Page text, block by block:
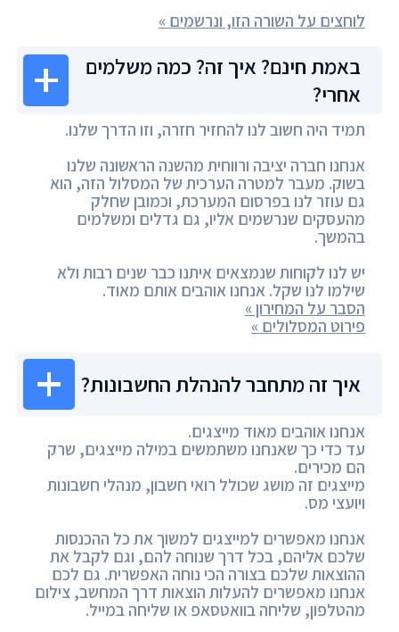
לוחצים על השורה הזו, ונרשמים »
באמת חינם? איך זה? כמה משלמים
אחרי?
תמיד היה חשוב לנו להחזיר חזרה, וזו הדרך שלנו.
אנחנו חברה יציבה ורווחית מהשנה הראשונה שלנו
בשוק. מעבר למטרה הערכית של המסלול הזה, הוא
גם עוזר לנו בפרסום המערכת, וכמובן שחלק
מהעסקים שנרשמים אליו, גם גדלים ומשלמים
בהמשך.
יש לנו לקוחות שנמצאים איתנו כבר שנים רבות ולא
שילמו לנו שקל. אנחנו אוהבים אותם מאוד.
הסבר על המחירון »
פירוט המסלולים »
איך זה מתחבר להנהלת החשבונות?
אנחנו אוהבים מאוד מייצגים.
עד כדי כך שאנחנו משתמשים במילה מייצגים, שרק
הם מכירים.
מייצגים זה מושג שכולל רואי חשבון, מנהלי חשבונות
ויועצי מס.
אנחנו מאפשרים למייצגים למשוך את כל ההכנסות
שלכם אליהם, בכל דרך שנוחה להם, וגם לקבל את
ההוצאות שלכם בצורה הכי נוחה האפשרית. גם לכם
אנחנו מאפשרים להעלות הוצאות דרך המחשב, צילום
מהטלפון, שליחה בוואטסאפ או שליחה במייל.